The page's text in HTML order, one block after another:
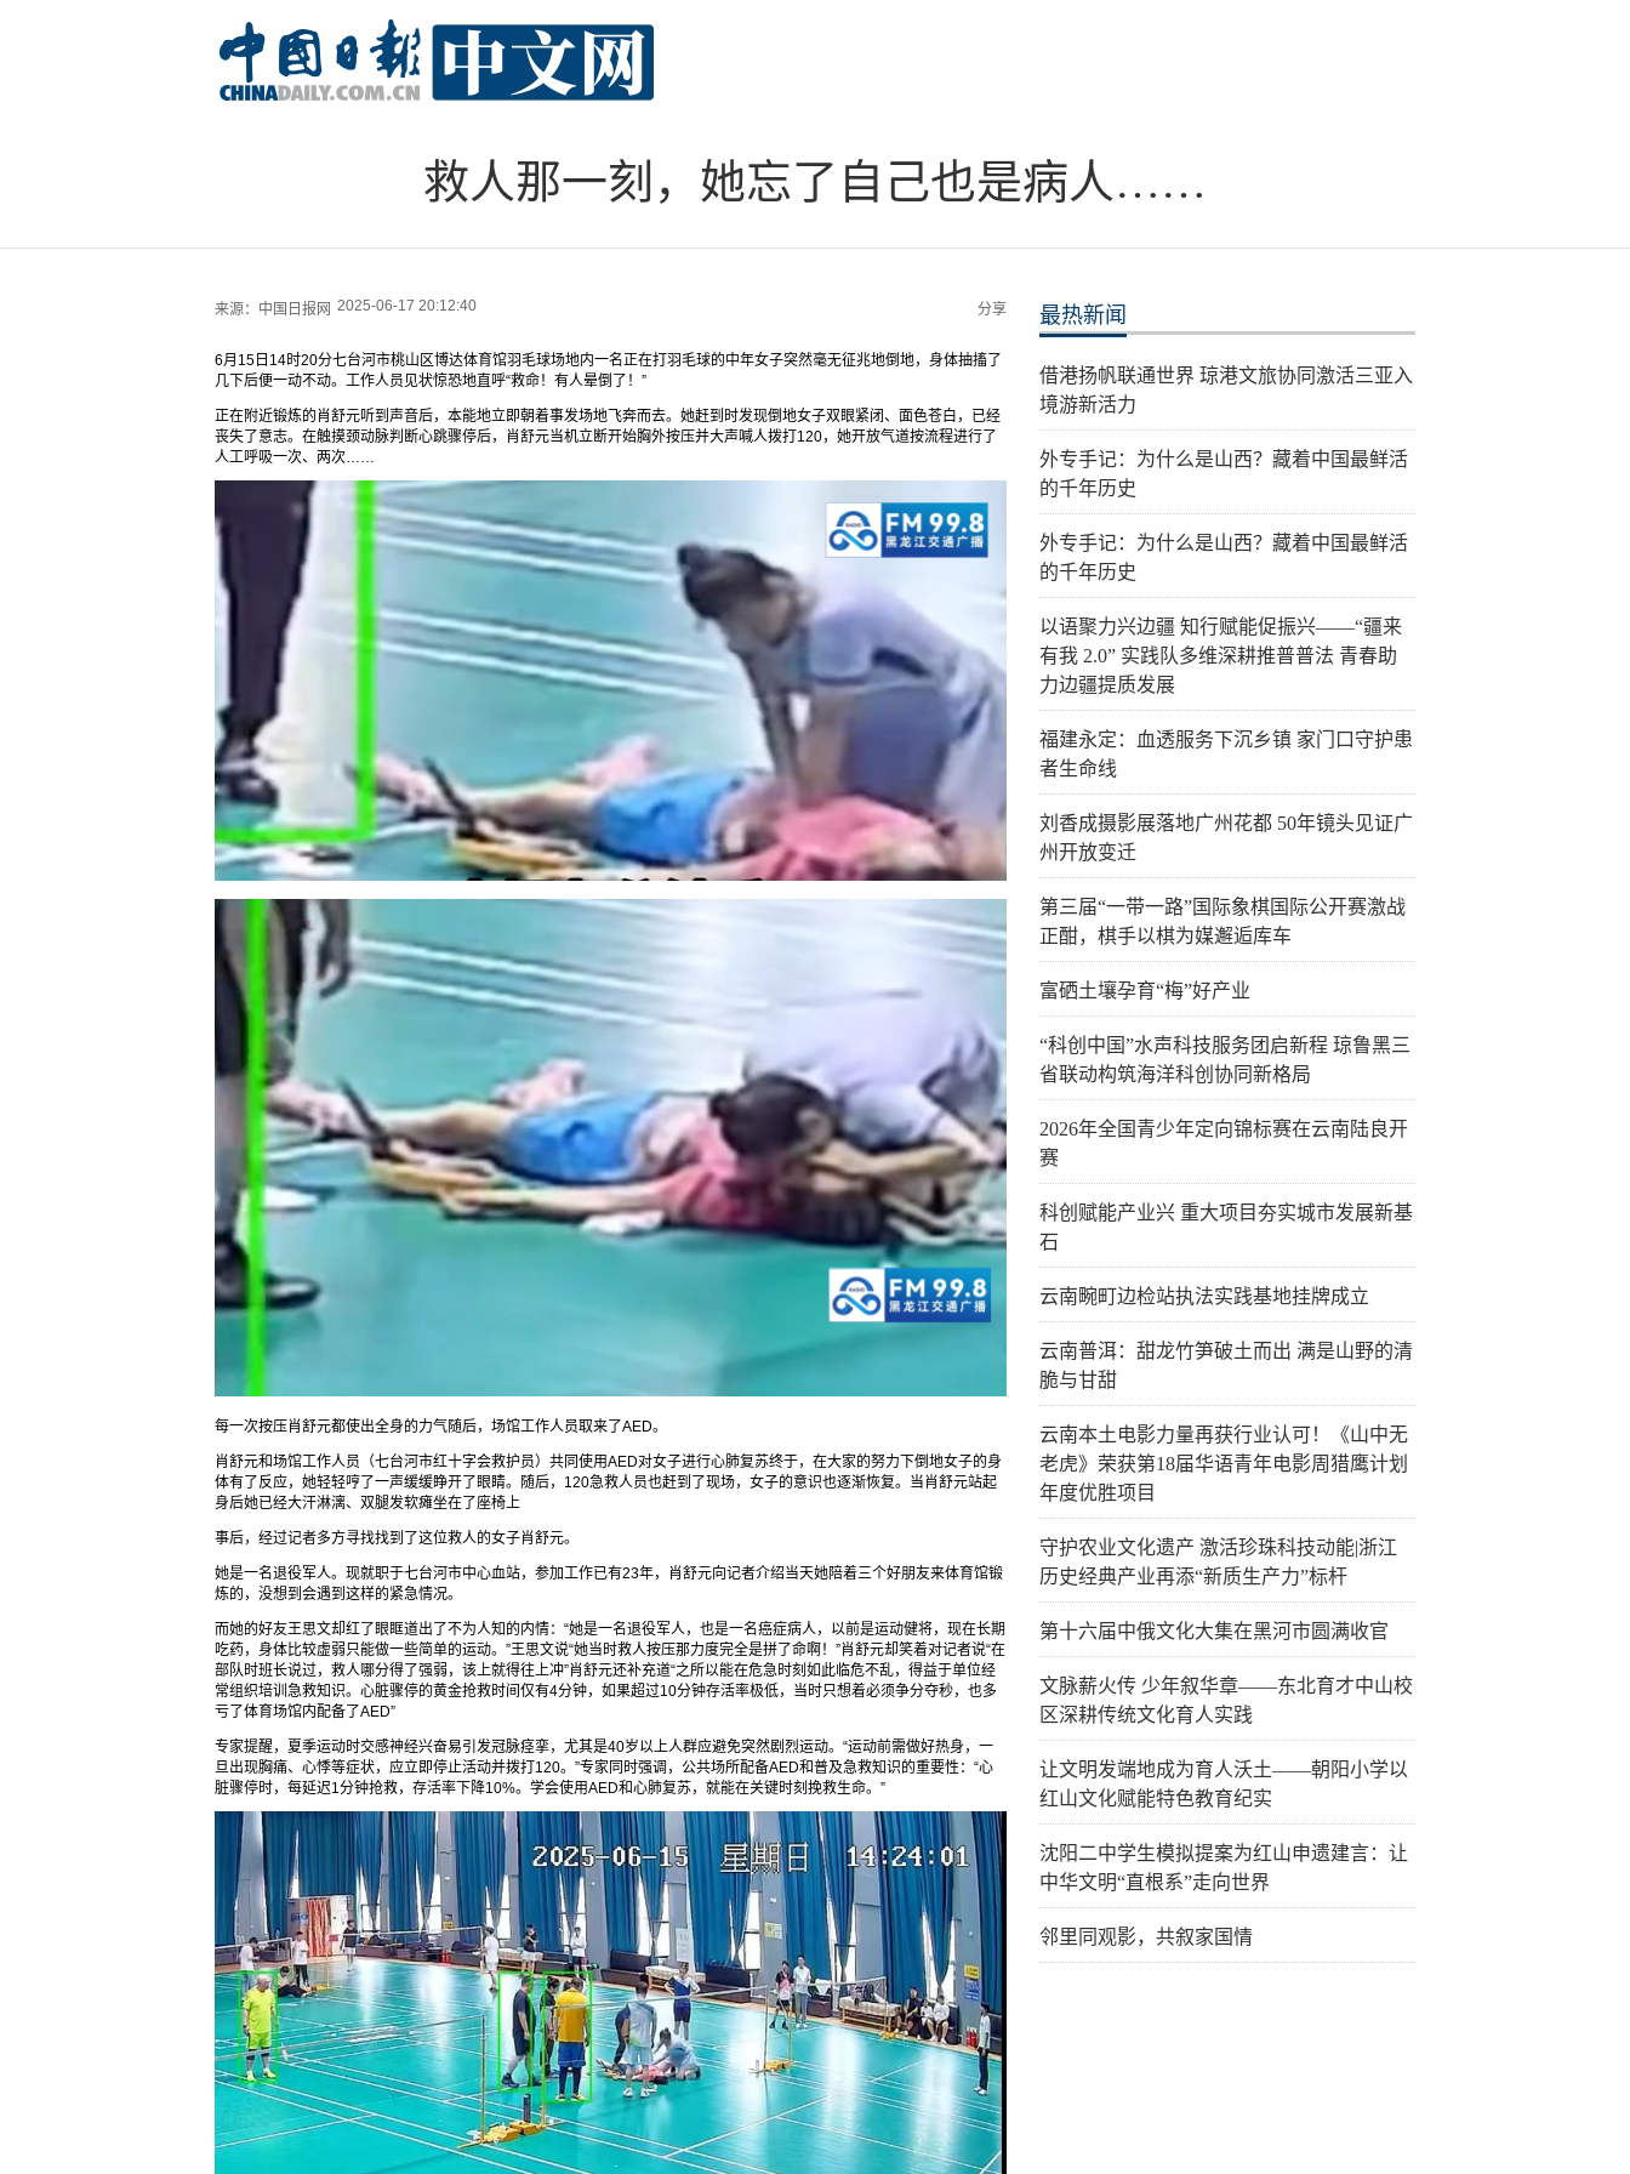
救人那一刻，她忘了自己也是病人……
来源： 中国日报网 2025-06-17 20:12:40 分享
6月15日14时20分七台河市桃山区博达体育馆羽毛球场地内一名正在打羽毛球的中年女子突然毫无征兆地倒地，身体抽搐了
几下后便一动不动。工作人员见状惊恐地直呼“救命！有人晕倒了！”
正在附近锻炼的肖舒元听到声音后，本能地立即朝着事发场地飞奔而去。她赶到时发现倒地女子双眼紧闭、面色苍白，已经
丧失了意志。在触摸颈动脉判断心跳骤停后，肖舒元当机立断开始胸外按压并大声喊人拨打120，她开放气道按流程进行了
人工呼吸一次、两次……
每一次按压肖舒元都使出全身的力气随后，场馆工作人员取来了AED。
肖舒元和场馆工作人员（七台河市红十字会救护员）共同使用AED对女子进行心肺复苏终于，在大家的努力下倒地女子的身
体有了反应，她轻轻哼了一声缓缓睁开了眼睛。随后，120急救人员也赶到了现场，女子的意识也逐渐恢复。当肖舒元站起
身后她已经大汗淋漓、双腿发软瘫坐在了座椅上
事后，经过记者多方寻找找到了这位救人的女子肖舒元。
她是一名退役军人。现就职于七台河市中心血站，参加工作已有23年，肖舒元向记者介绍当天她陪着三个好朋友来体育馆锻
炼的，没想到会遇到这样的紧急情况。
而她的好友王思文却红了眼眶道出了不为人知的内情：“她是一名退役军人，也是一名癌症病人，以前是运动健将，现在长期
吃药，身体比较虚弱只能做一些简单的运动。”王思文说“她当时救人按压那力度完全是拼了命啊！”肖舒元却笑着对记者说“在
部队时班长说过，救人哪分得了强弱，该上就得往上冲”肖舒元还补充道“之所以能在危急时刻如此临危不乱，得益于单位经
常组织培训急救知识。心脏骤停的黄金抢救时间仅有4分钟，如果超过10分钟存活率极低，当时只想着必须争分夺秒，也多
亏了体育场馆内配备了AED”
专家提醒，夏季运动时交感神经兴奋易引发冠脉痉挛，尤其是40岁以上人群应避免突然剧烈运动。“运动前需做好热身，一
旦出现胸痛、心悸等症状，应立即停止活动并拨打120。”专家同时强调，公共场所配备AED和普及急救知识的重要性：“心
脏骤停时，每延迟1分钟抢救，存活率下降10%。学会使用AED和心肺复苏，就能在关键时刻挽救生命。”
最热新闻
借港扬帆联通世界 琼港文旅协同激活三亚入
境游新活力
外专手记：为什么是山西？藏着中国最鲜活
的千年历史
外专手记：为什么是山西？藏着中国最鲜活
的千年历史
以语聚力兴边疆 知行赋能促振兴——“疆来
有我 2.0” 实践队多维深耕推普普法 青春助
力边疆提质发展
福建永定：血透服务下沉乡镇 家门口守护患
者生命线
刘香成摄影展落地广州花都 50年镜头见证广
州开放变迁
第三届“一带一路”国际象棋国际公开赛激战
正酣，棋手以棋为媒邂逅库车
富硒土壤孕育“梅”好产业
“科创中国”水声科技服务团启新程 琼鲁黑三
省联动构筑海洋科创协同新格局
2026年全国青少年定向锦标赛在云南陆良开
赛
科创赋能产业兴 重大项目夯实城市发展新基
石
云南畹町边检站执法实践基地挂牌成立
云南普洱：甜龙竹笋破土而出 满是山野的清
脆与甘甜
云南本土电影力量再获行业认可！《山中无
老虎》荣获第18届华语青年电影周猎鹰计划
年度优胜项目
守护农业文化遗产 激活珍珠科技动能|浙江
历史经典产业再添“新质生产力”标杆
第十六届中俄文化大集在黑河市圆满收官
文脉薪火传 少年叙华章——东北育才中山校
区深耕传统文化育人实践
让文明发端地成为育人沃土——朝阳小学以
红山文化赋能特色教育纪实
沈阳二中学生模拟提案为红山申遗建言：让
中华文明“直根系”走向世界
邻里同观影，共叙家国情